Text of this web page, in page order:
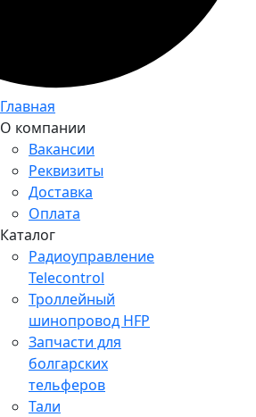
Главная
О компании
Вакансии
Реквизиты
Доставка
Оплата
Каталог
Радиоуправление
Telecontrol
Троллейный
шинопровод HFP
Запчасти для
болгарских
тельферов
Тали